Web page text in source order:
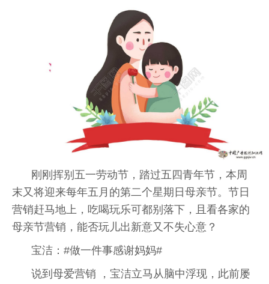
刚刚挥别五一劳动节，踏过五四青年节，本周
末又将迎来每年五月的第二个星期日母亲节。节日
营销赶马地上，吃喝玩乐可都别落下，且看各家的
母亲节营销，能否玩儿出新意又不失心意？
宝洁：#做一件事感谢妈妈#
说到母爱营销 ，宝洁立马从脑中浮现，此前屡